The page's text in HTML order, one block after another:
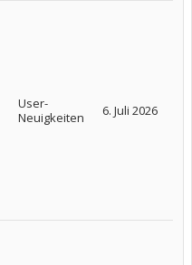
User-
Neuigkeiten
6. Juli 2026